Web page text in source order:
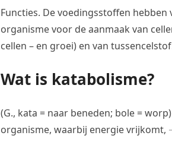
Functies. De voedingsstoffen
organisme voor de aanmaak van
cellen – en groei) en van
Wat is katabolisme?
(G., kata = naar beneden; bole =
organisme, waarbij energie vrijkomt,